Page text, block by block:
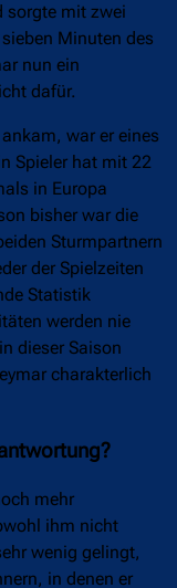
sorgte mit zwei
Minuten des
nun ein
dafür.
war er eines
Spieler hat mit 22
in Europa
bisher war die
Sturmpartnern
der Spielzeiten
Statistik
werden nie
dieser Saison
charakterlich
mehr
ihm nicht
wenig gelingt,
in denen er